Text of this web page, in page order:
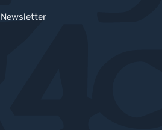
Newsletter